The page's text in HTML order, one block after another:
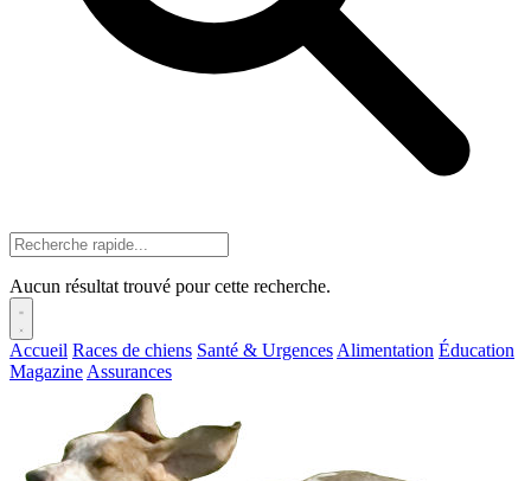
Aucun résultat trouvé pour cette recherche.
Accueil Races de chiens Santé & Urgences Alimentation Éducation
Magazine Assurances